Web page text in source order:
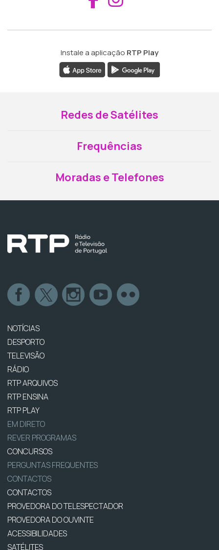
Instale a aplicação RTP Play
Redes de Satélites
Frequências
Moradas e Telefones
NOTÍCIAS
DESPORTO
TELEVISÃO
RÁDIO
RTP ARQUIVOS
RTP ENSINA
RTP PLAY
EM DIRETO
REVER PROGRAMAS
CONCURSOS
PERGUNTAS FREQUENTES
CONTACTOS
CONTACTOS
PROVEDORA DO TELESPECTADOR
PROVEDORA DO OUVINTE
ACESSIBILIDADES
SATÉLITES